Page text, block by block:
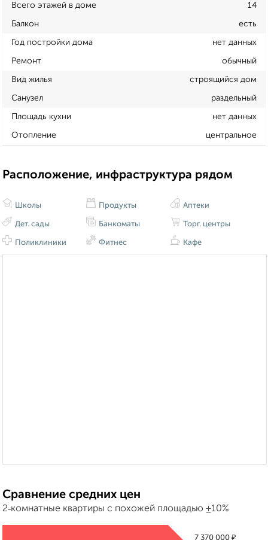
Всего этажей в доме 14
Балкон есть
Год постройки дома нет данных
Ремонт обычный
Вид жилья строящийся дом
Санузел раздельный
Площадь кухни нет данных
Отопление центральное
Расположение, инфраструктура рядом
Школы
Дет. сады
Поликлиники
Продукты
Банкоматы
Фитнес
Аптеки
Торг. центры
Кафе
Сравнение средних цен
2‑комнатные квартиры с похожей площадью ±10%
7 370 000₽